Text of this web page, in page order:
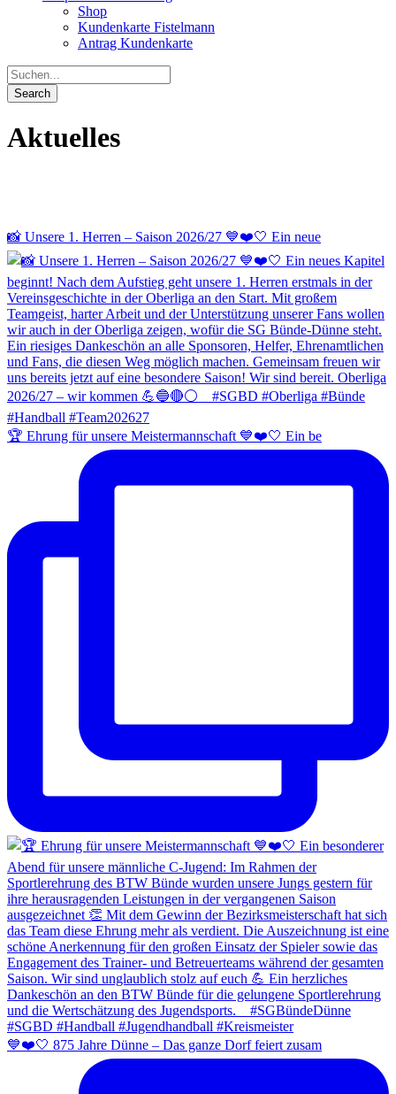
Shop
Kundenkarte Fistelmann
Antrag Kundenkarte
Aktuelles
📸 Unsere 1. Herren – Saison 2026/27 💙❤️🤍 Ein neue
🏆 Ehrung für unsere Meistermannschaft 💙❤️🤍 Ein be
💙❤️🤍 875 Jahre Dünne – Das ganze Dorf feiert zusam